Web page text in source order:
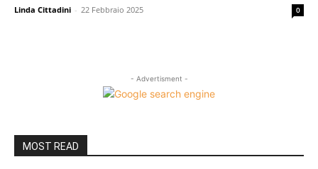
Linda Cittadini - 22 Febbraio 2025 0
- Advertisment -
MOST READ